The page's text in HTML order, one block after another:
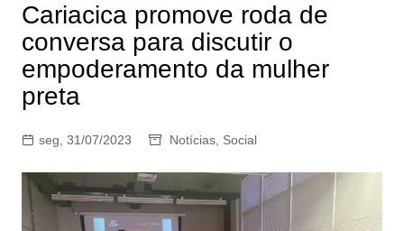
Cariacica promove roda de
conversa para discutir o
empoderamento da mulher
preta
seg, 31/07/2023 Notícias, Social